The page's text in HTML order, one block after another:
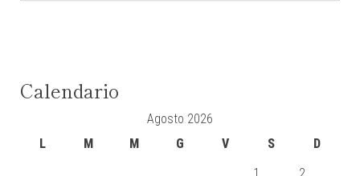
Calendario
Agosto 2026
L
M M G V S
D